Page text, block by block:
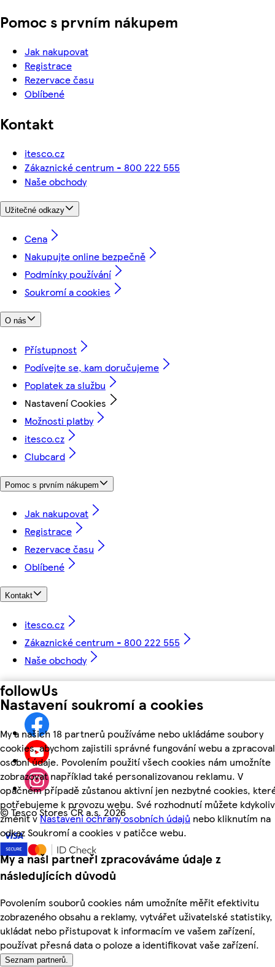
Nastavení soukromí a cookies
My a našich 18 partnerů používáme nebo ukládáme soubory
cookies, abychom zajistili správné fungování webu a
osobní údaje. Povolením použití všech cookies nám umožníte
zobrazovat například také personalizovanou reklamu. V
opačném případě zůstanou aktivní jen nezbytné cookies,
potřebujeme k provozu webu. Své rozhodnutí můžete kdykoliv
změnit vNastavení ochrany osobních údajů nebo kliknutím na
odkaz Soukromí a cookies v patičce webu.
My a naši partneři zpracováváme údaje z
následujících důvodů
Povolením souborů cookies nám umožníte měřit efektivitu
zobrazeného obsahu a reklamy, vytvářet uživatelské statistiky,
ukládat nebo přistupovat k informacím ve vašem zařízení,
používat přesná data o poloze a identifikovat vaše zařízení.
Seznam partnerů.
Pomoc s prvním nákupem
Jak nakupovat
Registrace
Rezervace času
Oblíbené
Kontakt
itesco.cz
Zákaznické centrum - 800 222 555
Naše obchody
Užitečné odkazy
Cena
Nakupujte online bezpečně
Podmínky používání
Soukromí a cookies
O nás
Přístupnost
Podívejte se, kam doručujeme
Poplatek za službu
Nastavení Cookies
Možnosti platby
itesco.cz
Clubcard
Pomoc s prvním nákupem
Jak nakupovat
Registrace
Rezervace času
Oblíbené
Kontakt
itesco.cz
Zákaznické centrum - 800 222 555
Naše obchody
followUs
©Tesco Stores ČR a.s. 2026